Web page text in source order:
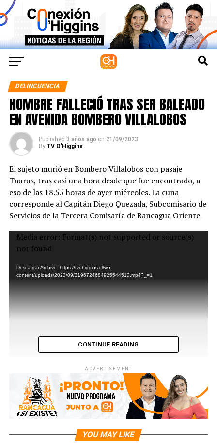
DELINCUENCIA
HOMBRE FALLECIÓ TRAS SER BALEADO
EN AVENIDA BOMBERO VILLALOBOS
Published 3 años ago on 21/09/2023
By TV O'Higgins
El sujeto murió en Bombero Villalobos con pasaje
Taurus, tras casi una hora desde que fue encontrado, a
eso de las 18.55 horas de ayer miércoles. La cuña
corresponde al Capitán Diego Quezada, Subcomisario de
Servicios de la Tercera Comisaría de Rancagua Oriente.
Reproductor
Media error: Format(s) not supported or source(s)
not found
Descargar Archivo: https://tvohiggins.cl/wp-
content/uploads/2023/09/3196724684925544512.mp4?_=1
CONTINUE READING
ADVERTISEMENT
YOU MAY LIKE